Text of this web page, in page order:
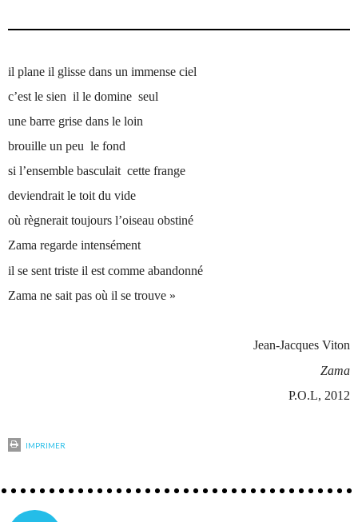
il plane il glisse dans un immense ciel
c’est le sien il le domine seul
une barre grise dans le loin
brouille un peu le fond
si l’ensemble basculait cette frange
deviendrait le toit du vide
où règnerait toujours l’oiseau obstiné
Zama regarde intensément
il se sent triste il est comme abandonné
Zama ne sait pas où il se trouve »
Jean-Jacques Viton
Zama
P.O.L, 2012
IMPRIMER